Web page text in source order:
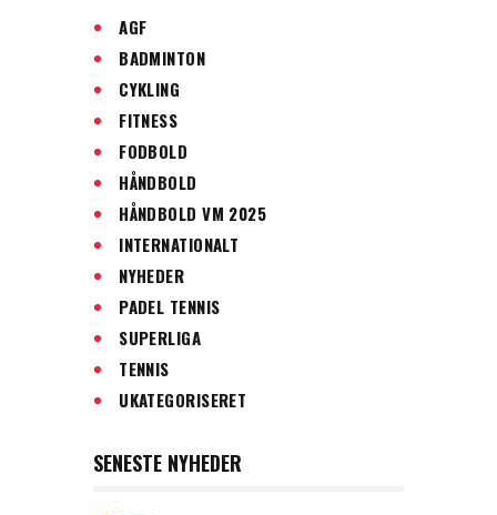
AGF
BADMINTON
CYKLING
FITNESS
FODBOLD
HÅNDBOLD
HÅNDBOLD VM 2025
INTERNATIONALT
NYHEDER
PADEL TENNIS
SUPERLIGA
TENNIS
UKATEGORISERET
SENESTE NYHEDER